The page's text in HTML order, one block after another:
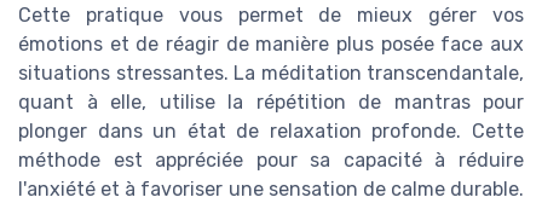
Cette pratique vous permet de mieux gérer vos
émotions et de réagir de manière plus posée face aux
situations stressantes. La méditation transcendantale,
quant à elle, utilise la répétition de mantras pour
plonger dans un état de relaxation profonde. Cette
méthode est appréciée pour sa capacité à réduire
l'anxiété et à favoriser une sensation de calme durable.